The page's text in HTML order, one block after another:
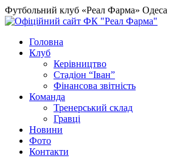
Футбольний клуб «Реал Фарма» Одеса
Головна
Клуб
Керівництво
Стадіон “Іван”
Фінансова звітність
Команда
Тренерський склад
Гравці
Новини
Фото
Контакти